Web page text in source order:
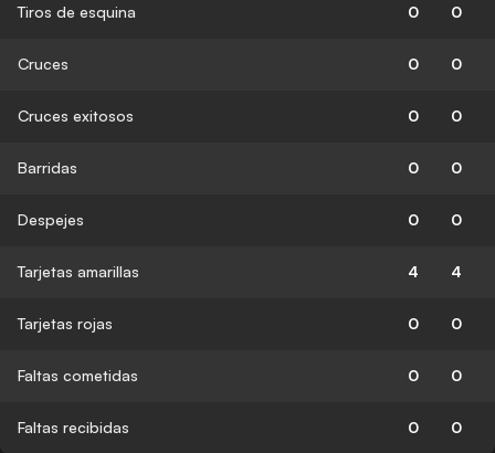
Tiros de esquina 0 0
Cruces 0 0
Cruces exitosos 0 0
Barridas 0 0
Despejes 0 0
Tarjetas amarillas 4 4
Tarjetas rojas 0 0
Faltas cometidas 0 0
Faltas recibidas 0 0